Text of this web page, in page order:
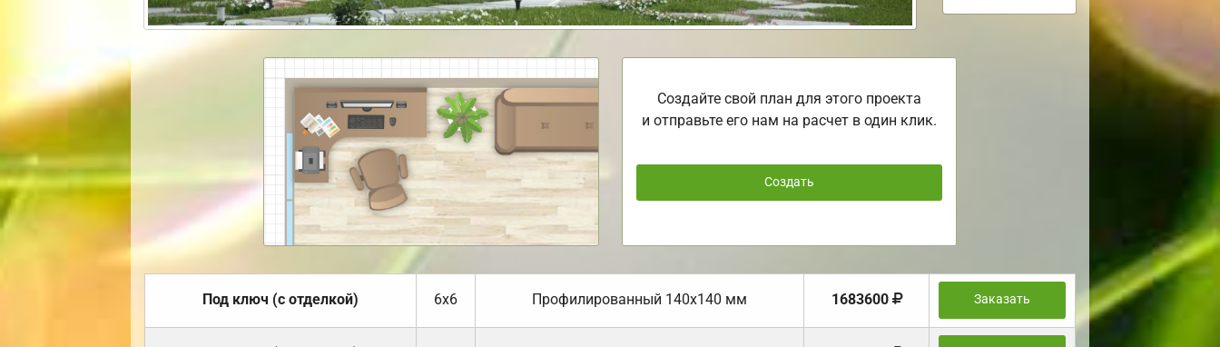
Создайте свой план для этого проекта
и отправьте его нам на расчет в один клик.
Создать
Под ключ (с отделкой) 6х6 Профилированный 140х140 мм 1683600 Заказать